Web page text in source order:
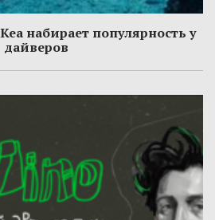
набирает популярность у
дайверов